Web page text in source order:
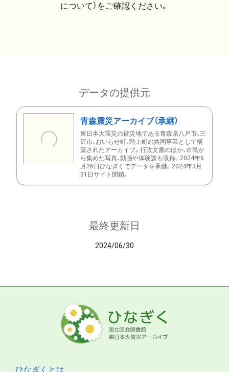
について）をご確認ください。
データの提供元
青森震災アーカイブ（承継）
東日本大震災の被災地である青森県八戸市、三
沢市、おいらせ町、階上町の共同事業として構
築されたアーカイブ。行政文書のほか、市民か
ら集めた写真、動画や体験談も収録。2024年6
月26日ひなぎくでデータを承継。2024年3月
31日サイト閉鎖。
最終更新日
2024/06/30
ひなぎくとは